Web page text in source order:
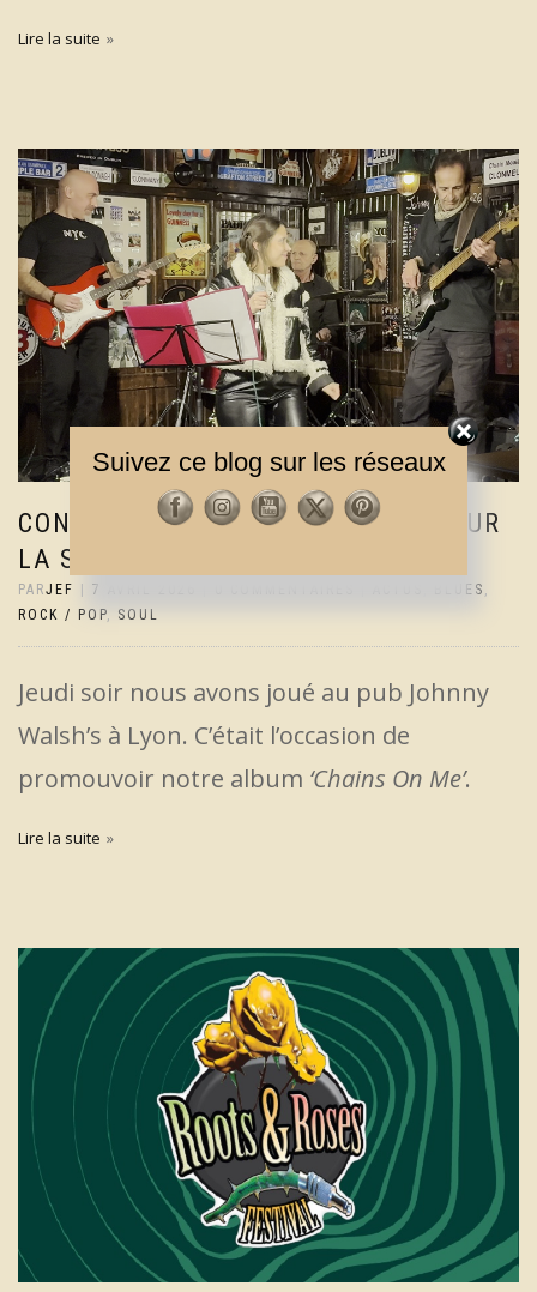
Lire la suite
CONCERT DU KURT BLUES BAND POUR
LA SORTIE DU CD
PARJEF 7 AVRIL 2026 BLUES ,
ROCK / POP, SOUL
Jeudi soir nous avons joué au pub Johnny
Walsh’s à Lyon. C’était l’occasion de
promouvoir notre album ‘Chains On Me’.
Lire la suite
Suivez ce blog sur les réseaux